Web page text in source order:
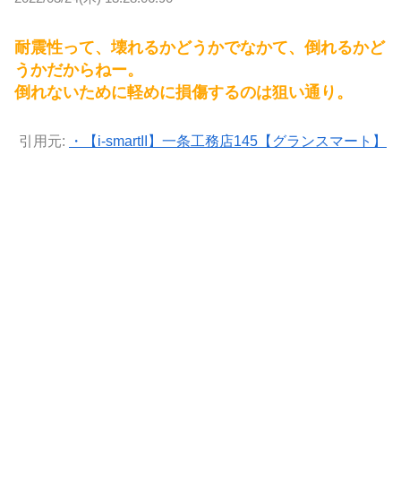
耐震性って、壊れるかどうかでなかて、倒れるかど
うかだからねー。
倒れないために軽めに損傷するのは狙い通り。
引用元: ・【i-smartII】一条工務店145【グランスマート】